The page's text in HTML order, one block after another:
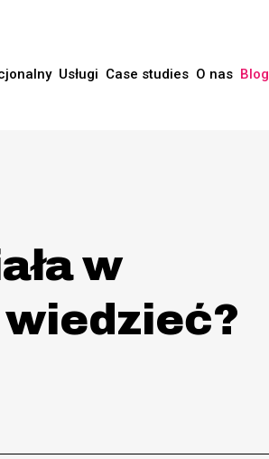
Usługi Case studies O nas Blog
w
wiedzieć?